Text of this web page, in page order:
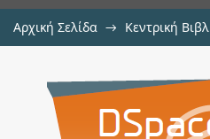
Αρχική Σελίδα → Κεντρική
Σχεδιασμός
Οργανισμό